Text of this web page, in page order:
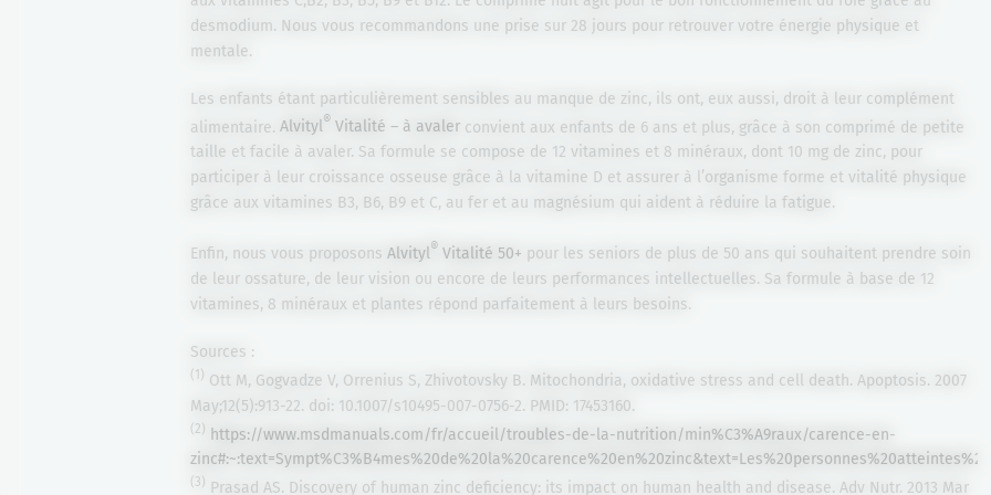
desmodium. Nous vous recommandons une prise sur 28 jours pour retrouver votre énergie physique et
mentale.
Les enfants étant particulièrement sensibles au manque de zinc, ils ont, eux aussi, droit à leur complément
alimentaire. Alvityl® Vitalité – à avalerconvient aux enfants de 6 ans et plus, grâce à son comprimé de petite
taille et facile à avaler. Sa formule se compose de 12 vitamines et 8 minéraux, dont 10 mg de zinc, pour
participer à leur croissance osseuse grâce à la vitamine D et assurer à l’organisme forme et vitalité physique
grâce aux vitamines B3, B6, B9 et C, au fer et au magnésium qui aident à réduire la fatigue.
Enfin, nous vous proposons Alvityl® Vitalité 50+ pour les seniors de plus de 50 ans qui souhaitent prendre soin
de leur ossature, de leur vision ou encore de leurs performances intellectuelles. Sa formule à base de 12
vitamines, 8 minéraux et plantes répond parfaitement à leurs besoins.
Sources :
(1) Ott M, Gogvadze V, Orrenius S, Zhivotovsky B. Mitochondria, oxidative stress and cell death. Apoptosis. 2007
May;12(5):913-22. doi: 10.1007/s10495-007-0756-2. PMID: 17453160.
(2) https://www.msdmanuals.com/fr/accueil/troubles-de-la-nutrition/min%C3%A9raux/carence-en-
(3) Prasad AS. Discovery of human zinc deficiency: its impact on human health and disease. Adv Nutr. 2013 Mar